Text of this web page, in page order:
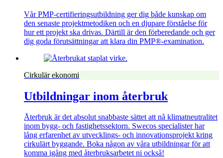
Vår PMP-certifieringsutbildning ger dig både kunskap om
den senaste projektmetodiken och en djupare förståelse för
hur ett projekt ska drivas. Därtill är den förberedande och ger
dig goda förutsättningar att klara din PMP®-examination.
Cirkulär ekonomi
Utbildningar inom återbruk
Återbruk är det absolut snabbaste sättet att nå klimatneutralitet
inom bygg- och fastighetssektorn. Swecos specialister har
lång erfarenhet av utvecklings- och innovationsprojekt kring
cirkulärt byggande. Boka någon av våra utbildningar för att
komma igång med återbruksarbetet ni också!